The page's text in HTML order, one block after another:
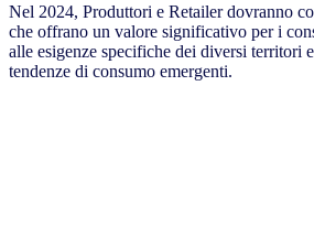
Nel 2024, Produttori e Retailer dovranno
che offrano un valore significativo per i
alle esigenze specifiche dei diversi territori
tendenze di consumo emergenti.